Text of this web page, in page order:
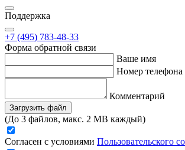
Поддержка
+7 (495) 783-48-33
Форма обратной связи
Ваше имя
Номер телефона
Комментарий
Загрузить файл
(До 3 файлов, макс. 2 MB каждый)
Согласен с условиями Пользовательского